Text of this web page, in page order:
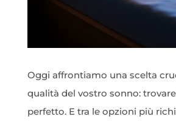
Oggi affrontiamo una scelta
qualità del vostro sonno:
perfetto. E tra le opzioni più